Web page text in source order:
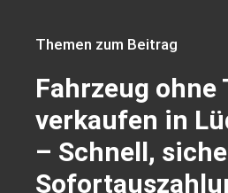
Themen zum Beitrag
Fahrzeug ohne
verkaufen in
– Schnell,